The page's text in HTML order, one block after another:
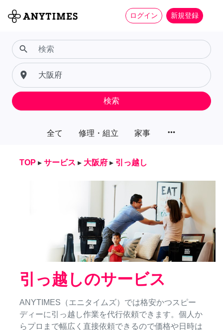
ログイン 新規登録
全て 修理・組立 家事 more_horiz
search
place
検索
TOP ▸ サービス ▸ 大阪府 ▸ 引っ越し
引っ越しのサービス
ANYTIMES（エニタイムズ）では格安かつスピー
ディーに引っ越し作業を代行依頼できます。個人か
らプロまで幅広く直接依頼できるので価格や日時は